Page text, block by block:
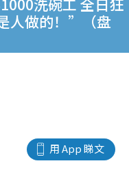
洗碗工 全日狂
人做的！”（盘
用 App 睇文